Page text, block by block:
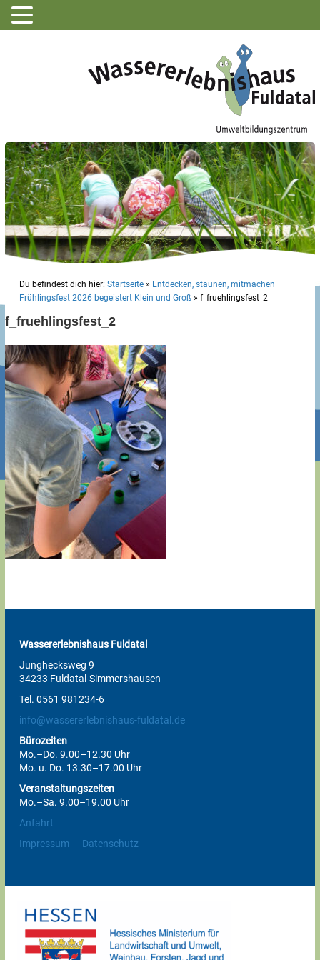
Du befindest dich hier: Startseite » Entdecken, staunen, mitmachen –
Frühlingsfest 2026 begeistert Klein und Groß » f_fruehlingsfest_2
f_fruehlingsfest_2
Wassererlebnishaus Fuldatal
Junghecksweg 9
34233 Fuldatal-Simmershausen
Tel. 0561 981234-6
info@wassererlebnishaus-fuldatal.de
Bürozeiten
Mo.–Do. 9.00–12.30 Uhr
Mo. u. Do. 13.30–17.00 Uhr
Veranstaltungszeiten
Mo.–Sa. 9.00–19.00 Uhr
Anfahrt
Impressum
Datenschutz